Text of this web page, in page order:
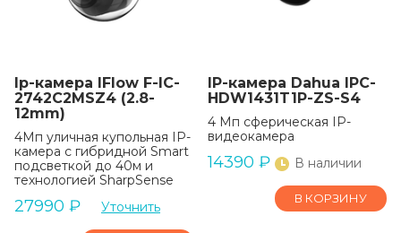
Ip-камера IFlow F-IC-
2742C2MSZ4 (2.8-
12mm)
4Мп уличная купольная IP-
камера с гибридной Smart
подсветкой до 40м и
технологией SharpSense
27990 ₽ Уточнить
IP-камера Dahua IPC-
HDW1431T1P-ZS-S4
4 Мп сферическая IP-
видеокамера
14390 ₽ В наличии
В КОРЗИНУ